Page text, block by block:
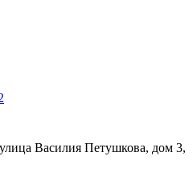
Василия Петушкова, дом 3,